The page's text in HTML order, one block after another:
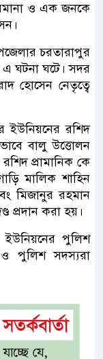
ও এক জনকে
চরতারাপুর
এ ঘটনা ঘটে। সদর
হোসেন নেতৃত্বে
ইউনিয়নের রশিদ
বালু উত্তোলন
প্রামানিক কে
মালিক শাহিন
মিজানুর রহমান
প্রদান করা হয়।
ইউনিয়নের পুলিশ
ও পুলিশ সদস্যরা